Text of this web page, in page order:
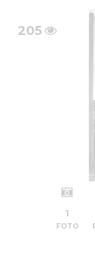
205
1
FOTO